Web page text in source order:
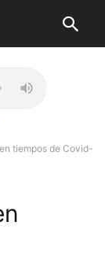
tiempos de Covid-